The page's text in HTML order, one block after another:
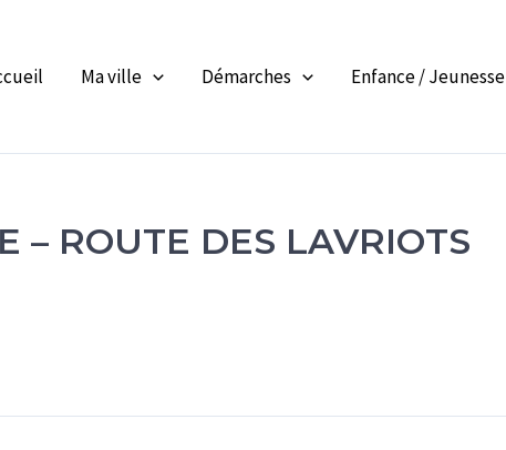
Ma ville Démarches Enfance / Jeunesse
– ROUTE DES LAVRIOTS